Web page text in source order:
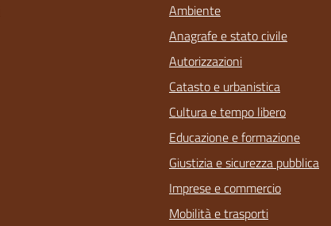
Ambiente
Anagrafe e stato civile
Autorizzazioni
Catasto e urbanistica
Cultura e tempo libero
Educazione e formazione
Giustizia e sicurezza pubblica
Imprese e commercio
Mobilità e trasporti